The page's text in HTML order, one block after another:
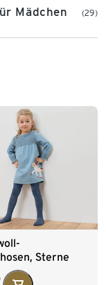
Mädchen
(29)
Sterne